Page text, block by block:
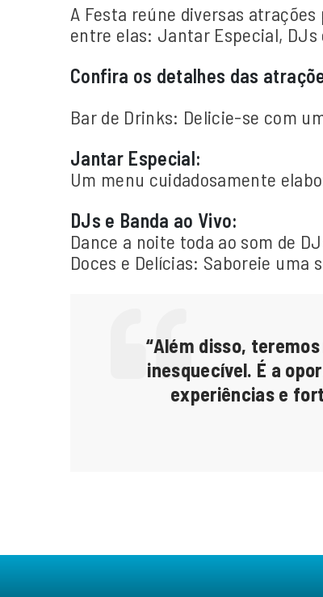
A Festa reúne diversas
entre elas: Jantar Especial, DJs
Confira os detalhes das
Bar de Drinks: Delicie-se com
Jantar Especial:
Um menu cuidadosamente
DJs e Banda ao Vivo:
Dance a noite toda ao som de
Doces e Delícias: Saboreie
“Além disso,
inesquecível. É a
experiências e